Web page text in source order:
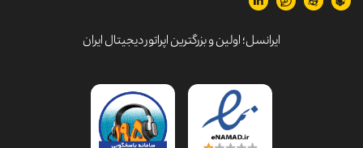
ایرانسل؛اولین و بزرگترین اپراتور دیجیتال ایران